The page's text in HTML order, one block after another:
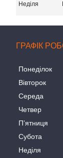
Неділя
ГРАФІК
Понеділок
Вівторок
Середа
Четвер
Пʼятниця
Субота
Неділя